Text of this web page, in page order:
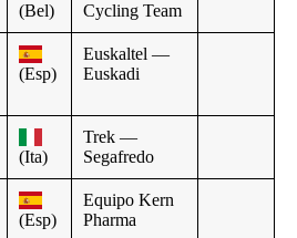
(Bel) Cycling Team
(Esp)
Euskaltel —
Euskadi
(Ita)
Trek —
Segafredo
(Esp)
Equipo Kern
Pharma